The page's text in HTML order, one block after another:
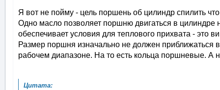
Я вот не пойму - цель поршень об цилиндр спилить
Одно масло позволяет поршню двигаться в цилиндре
обеспечивает условия для теплового прихвата - это
Размер поршня изначально не должен приближаться
рабочем диапазоне. На то есть кольца поршневые. А